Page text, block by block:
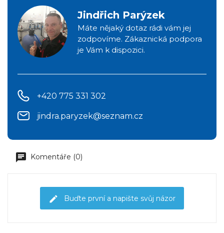
Jindřich Parýzek
Máte nějaký dotaz rádi vám jej
zodpovíme. Zákaznická podpora
je Vám k dispozici.
+420 775 331 302
jindra.paryzek@seznam.cz
Komentáře (0)
Buďte první a napište svůj názor